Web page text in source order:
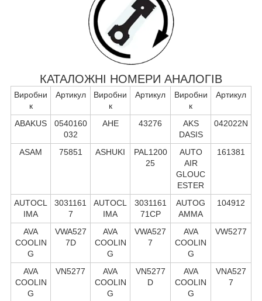
КАТАЛОЖНІ НОМЕРИ АНАЛОГІВ
Виробни
к
Артикул
Виробни
к
Артикул
Виробни
к
Артикул
ABAKUS
0540160
032
AHE 43276
AKS
DASIS
042022N
ASAM 75851 ASHUKI
PAL1200
25
AUTO
AIR
GLOUC
ESTER
161381
AUTOCL
IMA
3031161
7
AUTOCL
IMA
3031161
71CP
AUTOG
AMMA
104912
AVA
COOLIN
G
VWA527
7D
AVA
COOLIN
G
VWA527
7
AVA
COOLIN
G
VW5277
AVA
COOLIN
G
VN5277
AVA
COOLIN
G
VN5277
D
AVA
COOLIN
G
VNA527
7